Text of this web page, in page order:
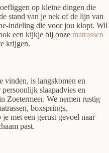
op kleine dingen die
stand van je nek of de lijn van
indeling die voor jou klopt. Wil
een kijkje bij onze matrassen
krijgen.
vinden, is langskomen en
slaapadvies en
Zoetermeer. We nemen rustig
boxsprings,
met een gerust gevoel naar
past.